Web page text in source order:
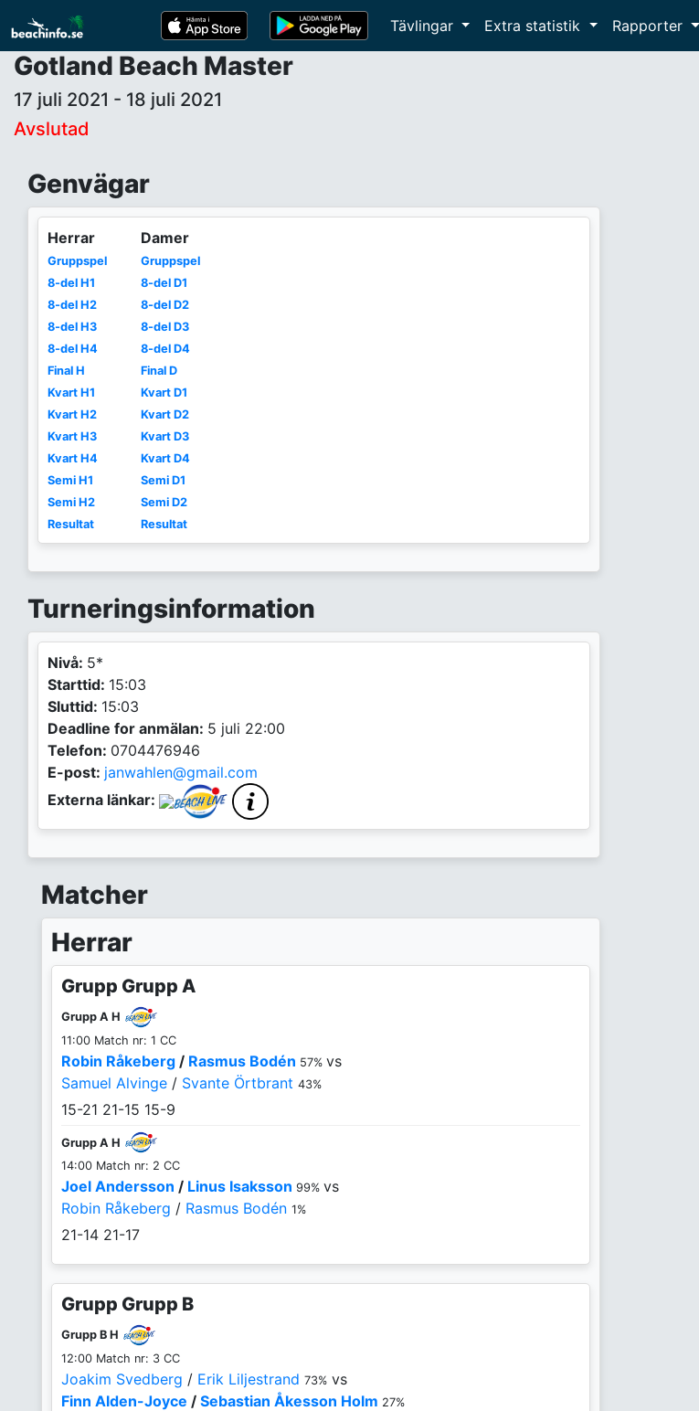
Tävlingar Extra statistik Rapporter
Gotland Beach Master
17 juli 2021 - 18 juli 2021
Avslutad
Genvägar
Herrar
Gruppspel
8-del H1
8-del H2
8-del H3
8-del H4
Final H
Kvart H1
Kvart H2
Kvart H3
Kvart H4
Semi H1
Semi H2
Resultat
Damer
Gruppspel
8-del D1
8-del D2
8-del D3
8-del D4
Final D
Kvart D1
Kvart D2
Kvart D3
Kvart D4
Semi D1
Semi D2
Resultat
Turneringsinformation
Nivå: 5*
Starttid: 15:03
Sluttid: 15:03
Deadline for anmälan: 5 juli 22:00
Telefon: 0704476946
E-post: janwahlen@gmail.com
Externa länkar:
Matcher
Herrar
Grupp Grupp A
Grupp A H
11:00 Match nr: 1 CC
Robin Råkeberg / Rasmus Bodén 57% vs
Samuel Alvinge / Svante Örtbrant 43%
15-21 21-15 15-9
Grupp A H
14:00 Match nr: 2 CC
Joel Andersson / Linus Isaksson 99% vs
Robin Råkeberg / Rasmus Bodén 1%
21-14 21-17
Grupp Grupp B
Grupp B H
12:00 Match nr: 3 CC
Joakim Svedberg / Erik Liljestrand 73% vs
Finn Alden-Joyce / Sebastian Åkesson Holm 27%